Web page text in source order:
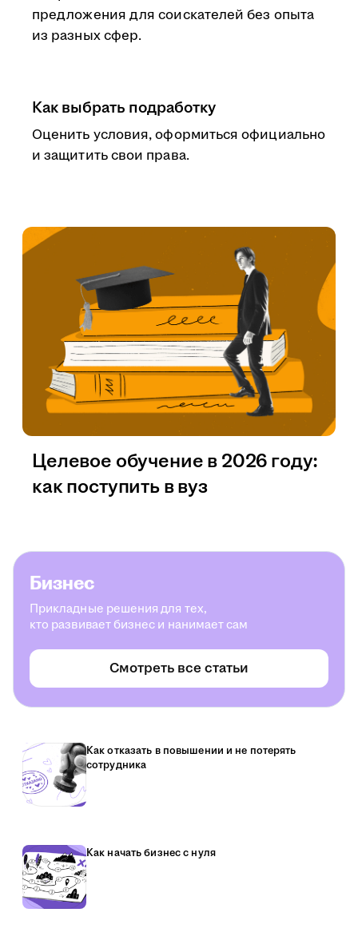
предложения для соискателей без опыта
из разных сфер.
Как выбрать подработку
Оценить условия, оформиться официально
и защитить свои права.
Целевое обучение в 2026 году:
как поступить в вуз
Бизнес
Прикладные решения для тех,
кто развивает бизнес и нанимает сам
Смотреть все статьи
Как отказать в повышении и не потерять
сотрудника
Как начать бизнес с нуля